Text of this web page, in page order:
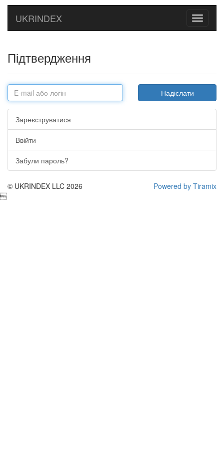
Toggle
UKRINDEX
Підтвердження
Зареєструватися
Ввійти
Забули пароль?
© UKRINDEX LLC 2026
Powered by Tiramix
